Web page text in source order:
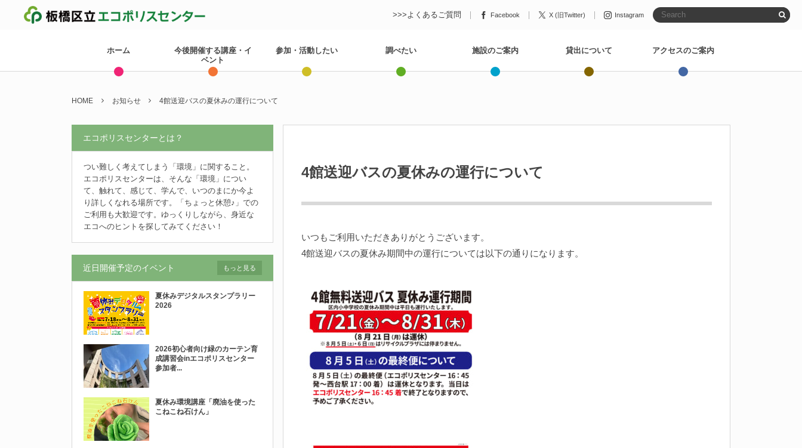
>>>よくあるご質問 Facebook X (旧Twitter) Instagram
ホーム
今後開催する講座・イ
ベント
参加・活動したい 調べたい 施設のご案内 貸出について アクセスのご案内
HOME お知らせ 4館送迎バスの夏休みの運行について
4館送迎バスの夏休みの運行について
いつもご利用いただきありがとうございます。
4館送迎バスの夏休み期間中の運行については以下の通りになります。
エコポリスセンターとは？
つい難しく考えてしまう「環境」に関すること。
エコポリスセンターは、そんな「環境」につい
て、触れて、感じて、学んで、いつのまにか今よ
り詳しくなれる場所です。「ちょっと休憩♪」での
ご利用も大歓迎です。ゆっくりしながら、身近な
エコへのヒントを探してみてください！
近日開催予定のイベント
夏休みデジタルスタンプラリー
2026
2026初心者向け緑のカーテン育
成講習会inエコポリスセンター
参加者...
夏休み環境講座「廃油を使った
こねこね石けん」
もっと見る